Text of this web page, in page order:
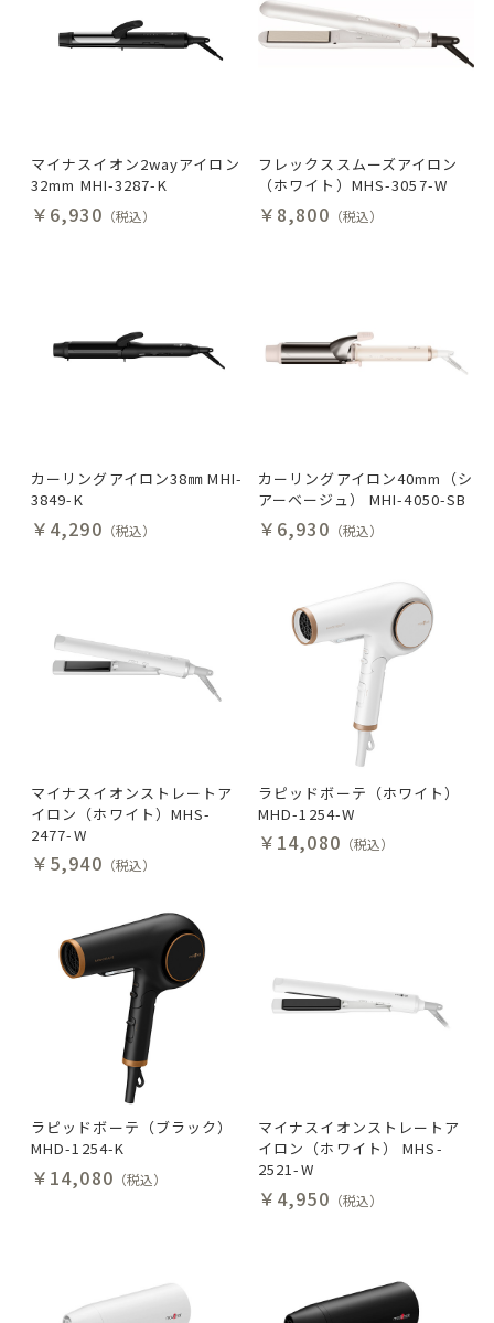
マイナスイオン2wayアイロン
32mm MHI-3287-K
￥6,930 （税込）
フレックススムーズアイロン
（ホワイト）MHS-3057-W
￥8,800 （税込）
カーリングアイロン38㎜ MHI-
3849-K
￥4,290 （税込）
カーリングアイロン40mm（シ
アーベージュ） MHI-4050-SB
￥6,930 （税込）
マイナスイオンストレートア
イロン（ホワイト）MHS-
2477-W
￥5,940 （税込）
ラピッドボーテ（ホワイト）
MHD-1254-W
￥14,080 （税込）
ラピッドボーテ（ブラック）
MHD-1254-K
￥14,080 （税込）
マイナスイオンストレートア
イロン（ホワイト） MHS-
2521-W
￥4,950 （税込）